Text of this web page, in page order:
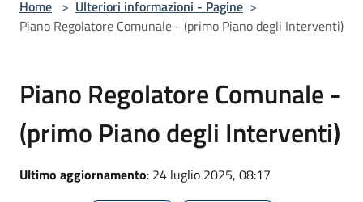
Home > Ulteriori informazioni - Pagine >
Piano Regolatore Comunale - (primo Piano degli Interventi)
Piano Regolatore Comunale -
(primo Piano degli Interventi)
Ultimo aggiornamento: 24 luglio 2025, 08:17